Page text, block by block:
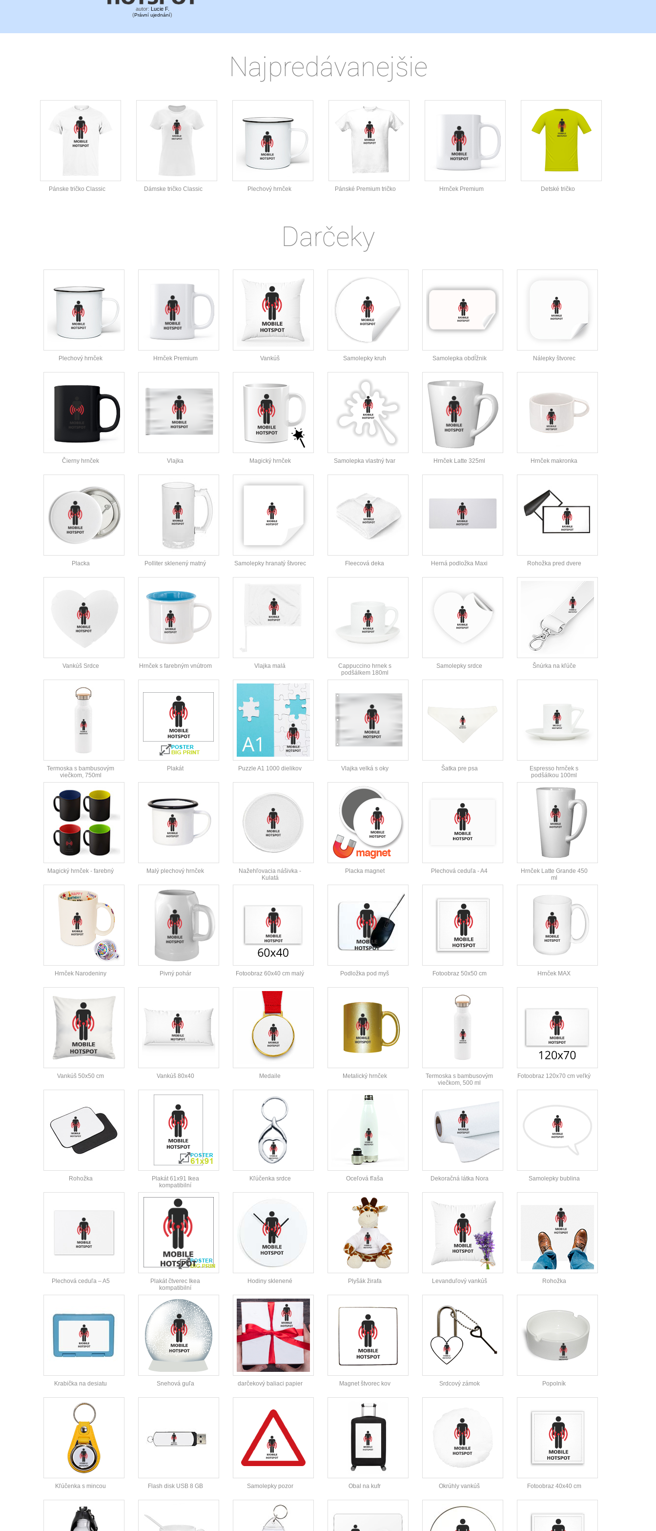
autor: Lucie F.
(Právní ujednání)
Najpredávanejšie
Pánske tričko Classic Dámske tričko Classic Plechový hrnček Pánské Premium tričko Hrnček Premium Detské tričko
Darčeky
Plechový hrnček Hrnček Premium Vankúš Samolepky kruh Samolepka obdĺžnik Nálepky štvorec
Čierny hrnček Vlajka Magický hrnček Samolepka vlastný tvar Hrnček Latte 325ml Hrnček makronka
Placka Polliter sklenený matný Samolepky hranatý štvorec Fleecová deka Herná podložka Maxi Rohožka pred dvere
Vankúš Srdce Hrnček s farebným vnútrom Vlajka malá
Cappuccino hrnek s
podšálkem 180ml
Samolepky srdce Šnúrka na kľúče
Termoska s bambusovým
viečkom, 750ml
Plakát Puzzle A1 1000 dielikov Vlajka velká s oky Šatka pre psa
Espresso hrnček s
podšálkou 100ml
Magický hrnček - farebný Malý plechový hrnček
Nažehľovacia nášivka -
Kulatá
Placka magnet Plechová ceduľa - A4
Hrnček Latte Grande 450
ml
Hrnček Narodeniny Pivný pohár Fotoobraz 60x40 cm malý Podložka pod myš Fotoobraz 50x50 cm Hrnček MAX
Vankúš 50x50 cm Vankúš 80x40 Medaile Metalický hrnček
Termoska s bambusovým
viečkom, 500 ml
Fotoobraz 120x70 cm veľký
Rohožka
Plakát 61x91 Ikea
kompatibilní
Kľúčenka srdce Oceľová fľaša Dekoračná látka Nora Samolepky bublina
Plechová ceduľa – A5
Plakát čtverec Ikea
kompatibilní
Hodiny sklenené Plyšák žirafa Levanduľový vankúš Rohožka
Krabička na desiatu Snehová guľa darčekový baliaci papier Magnet štvorec kov Srdcový zámok Popolník
Kľúčenka s mincou Flash disk USB 8 GB Samolepky pozor Obal na kufr Okrúhly vankúš Fotoobraz 40x40 cm